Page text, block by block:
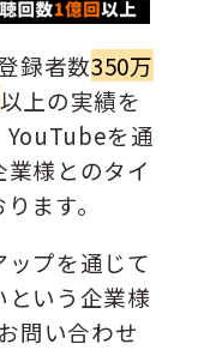
録者数350万
以上の実績を
YouTubeを通
様とのタイ
ます。
プを通じて
いう企業様
問い合わせ